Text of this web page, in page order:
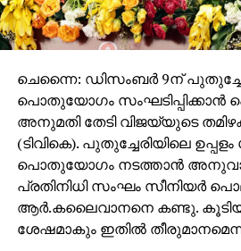
ഹിജാബ് ധരിച്ച് കോളജിൽ
മറയുന്നതിനാൽ നിഖാബ്
മാനേജ്മെന്റ് അറിയിച്ചു.
വൈകീട്ടോടെ, ഒരു കത്തുമായി
സ്റ്റേഷനിലെത്തിയ
പ്രിൻസിപ്പലും
ഹിജാബ് അനുവദിനീയമാണെന്നും
മാത്രമാണ് വിലക്കുള്ളതെന്നും
പ്രതിഷേധക്കാർ
സമാധാനപരമായി
പറഞ്ഞു.
ചെന്നൈ: ഡിസംബർ 9ന്
പൊതുയോഗം സംഘടിപ്പിക്കാൻ
അനുമതി തേടി വിജയ്​യുടെ
(ടിവികെ). പുതുച്ചേരിയിലെ
പൊതുയോഗം നടത്താൻ
പ്രതിനിധി സംഘം സീനിയർ
ആർ.കലൈവാനനെ കണ്ടു.
ശേഷമാകും ഇതിൽ